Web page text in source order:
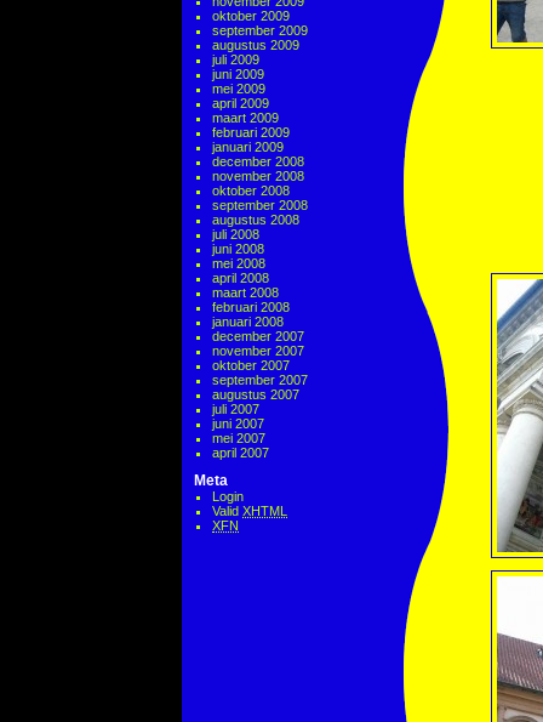
oktober 2009
september 2009
augustus 2009
juli 2009
juni 2009
mei 2009
april 2009
maart 2009
februari 2009
januari 2009
december 2008
november 2008
oktober 2008
september 2008
augustus 2008
juli 2008
juni 2008
mei 2008
april 2008
maart 2008
februari 2008
januari 2008
december 2007
november 2007
oktober 2007
september 2007
augustus 2007
juli 2007
juni 2007
mei 2007
april 2007
Meta
Login
Valid XHTML
XFN